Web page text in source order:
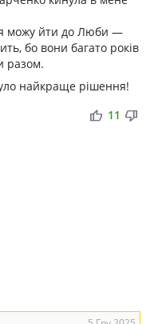
я можу йти до Люби —
бо вони багато років
разом.
найкраще рішення!
thumb_up thumb_down
11